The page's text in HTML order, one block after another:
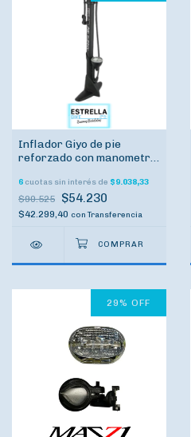
Inflador Giyo de pie
reforzado con manometro
bicicleta
6 cuotas sin interés de $9.038,33
$90.525 $54.230
$42.299,40 con Transferencia
29% OFF